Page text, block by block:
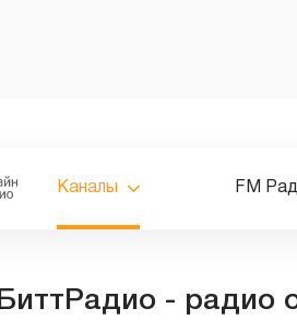
Каналы FM
БиттРадио - радио